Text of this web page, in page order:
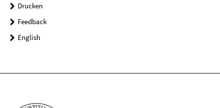
Drucken
Feedback
English